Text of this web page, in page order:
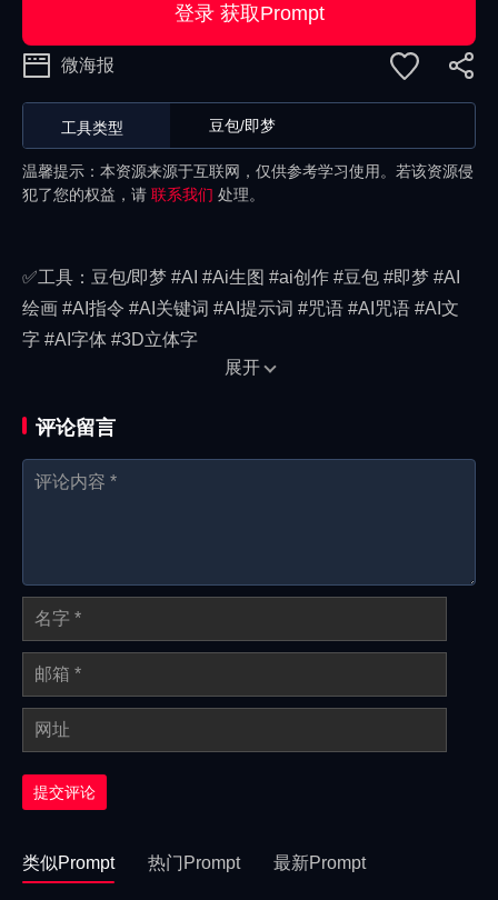
登录 获取Prompt
微海报
工具类型 豆包/即梦
温馨提示：本资源来源于互联网，仅供参考学习使用。若该资源侵
犯了您的权益，请 联系我们 处理。
✅工具：豆包/即梦 #AI #Ai生图 #ai创作 #豆包 #即梦 #AI
绘画 #AI指令 #AI关键词 #AI提示词 #咒语 #AI咒语 #AI文
字 #AI字体 #3D立体字
展开
评论留言
提交评论
类似Prompt 热门Prompt 最新Prompt